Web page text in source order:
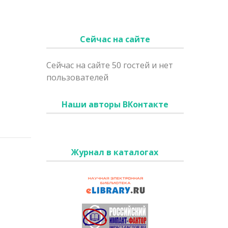
Сейчас на сайте
Сейчас на сайте 50 гостей и нет
пользователей
Наши авторы ВКонтакте
Журнал в каталогах